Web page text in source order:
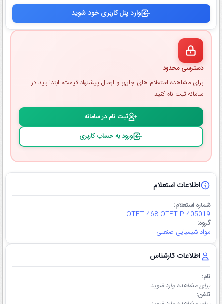
اطلاعات استعلام
شماره استعلام:
OTET-468-OTET-P-405019
گروه:
مواد شیمیایی صنعتی
اطلاعات کارشناس
نام:
برای مشاهده وارد شوید
تلفن:
وارد پنل کاربری خود شوید
دسترسی محدود
برای مشاهده استعلام ‌های جاری و ارسال پیشنهاد قیمت، ابتدا باید در
سامانه ثبت ‌نام کنید.
ثبت ‌نام در سامانه
ورود به حساب کاربری